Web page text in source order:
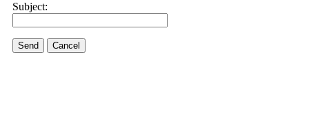
Subject:
Send Cancel